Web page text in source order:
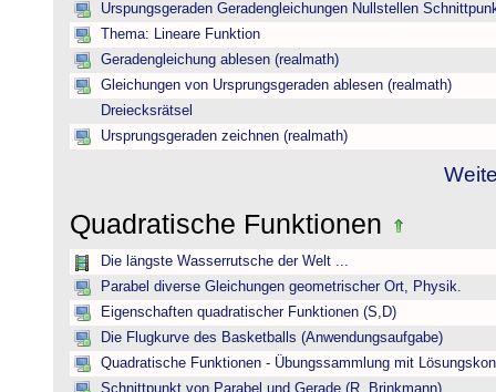
Urspungsgeraden Geradengleichungen Nullstellen
Thema: Lineare Funktion
Geradengleichung ablesen (realmath)
Gleichungen von Ursprungsgeraden ablesen (realmath)
Dreiecksrätsel
Ursprungsgeraden zeichnen (realmath)
Quadratische Funktionen
Die längste Wasserrutsche der Welt ...
Parabel diverse Gleichungen geometrischer Ort, Physik.
Eigenschaften quadratischer Funktionen (S,D)
Die Flugkurve des Basketballs (Anwendungsaufgabe)
Quadratische Funktionen - Übungssammlung mit
Schnittpunkt von Parabel und Gerade (R. Brinkmann)